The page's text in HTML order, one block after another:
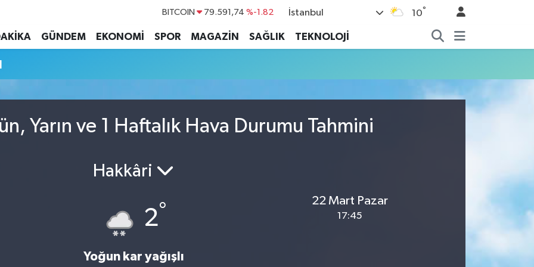
BITCOIN 79.591,74 %-1.82
DOLAR 45,43620 %0.02
G.ALTIN 6862,09000 %0.19
BİST100 14.598,00
İstanbul 10°
GÜNDEM EKONOMİ SPOR MAGAZİN SAĞLIK TEKNOLOJİ
Yarın ve 1 Haftalık Hava Durumu Tahmini
Hakkâri
2°
Yoğun kar yağışlı
22 Mart Pazar
17:45